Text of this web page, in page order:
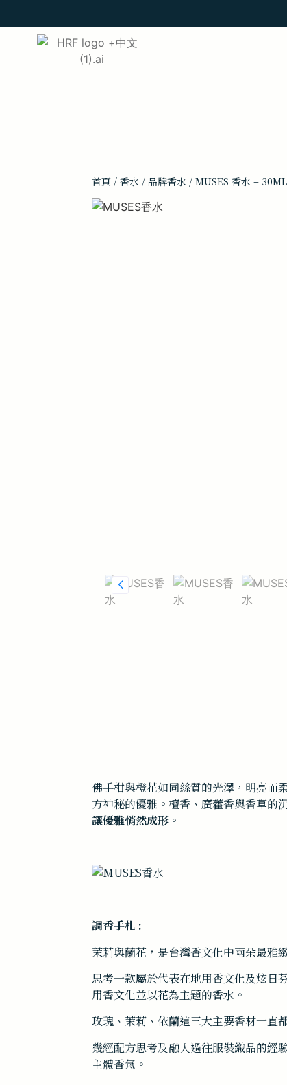
首頁 /香水 / 品牌香水 / MUSES 香水 – 30ML
佛手柑與橙花如同絲質的光澤，明亮而
方神秘的優雅。檀香、廣藿香與香草的
讓優雅悄然成形 。
調香手札 :
茉莉與蘭花，是台灣香文化中兩朵最雅
思考一款屬於代表在地用香文化及炫日
用香文化並以花為主題的香水。
玫瑰、茉莉、依蘭這三大主要香材一直
幾經配方思考及融入過往服裝織品的經
主體香氣。